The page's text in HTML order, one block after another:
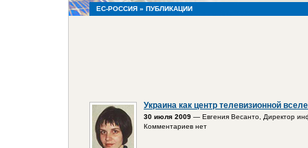
ЕС-РОССИЯ » ПУБЛИКАЦИИ
Украина как центр телевизионной
30 июля 2009 — Евгения Весанто, Директор
Комментариев нет